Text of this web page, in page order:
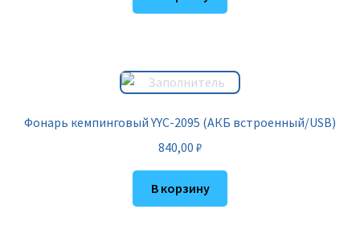
Фонарь кемпинговый YYC-2095 (АКБ встроенный/USB)
840,00 ₽
В корзину